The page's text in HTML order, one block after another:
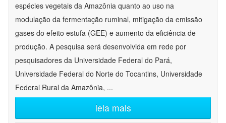
espécies vegetais da Amazônia quanto ao uso na
modulação da fermentação ruminal, mitigação da emissão
gases do efeito estufa (GEE) e aumento da eficiência de
produção. A pesquisa será desenvolvida em rede por
pesquisadores da Universidade Federal do Pará,
Universidade Federal do Norte do Tocantins, Universidade
Federal Rural da Amazônia, ...
leia mais